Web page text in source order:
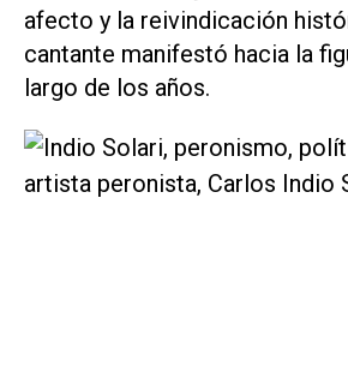
afecto y la reivindicación
cantante manifestó hacia la
largo de los años.